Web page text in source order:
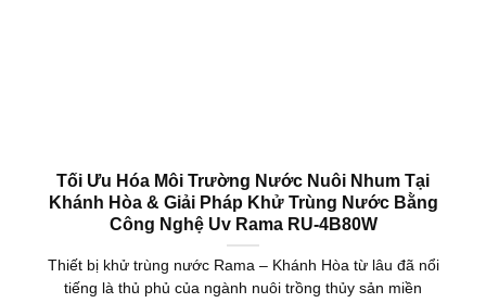
Tối Ưu Hóa Môi Trường Nước Nuôi Nhum Tại
Khánh Hòa & Giải Pháp Khử Trùng Nước Bằng
Công Nghệ Uv Rama RU-4B80W
Thiết bị khử trùng nước Rama – Khánh Hòa từ lâu đã nổi
tiếng là thủ phủ của ngành nuôi trồng thủy sản miền